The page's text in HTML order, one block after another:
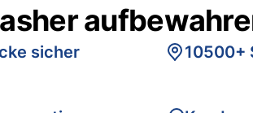
sicher
10500+